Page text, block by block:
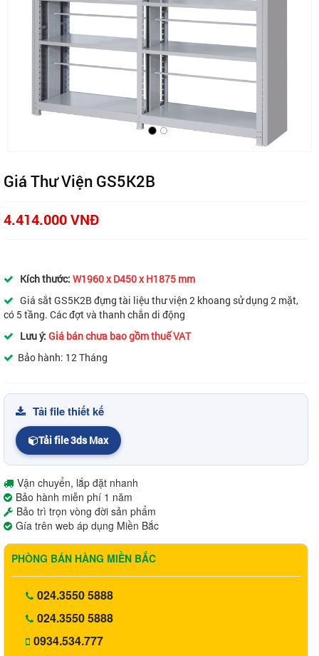
Giá Thư Viện GS5K2B
4.414.000 VNĐ
Kích thước: W1960 x D450 x H1875 mm
Giá sắt GS5K2B đựng tài liệu thư viện 2 khoang sử dụng 2 mặt,
có 5 tầng. Các đợt và thanh chắn di động
Lưu ý: Giá bán chưa bao gồm thuế VAT
Bảo hành: 12 Tháng
Tải file thiết kế
Tải file 3ds Max
Vận chuyển, lắp đặt nhanh
Bảo hành miễn phí 1 năm
Bảo trì trọn vòng đời sản phẩm
Gía trên web áp dụng Miền Bắc
PHÒNG BÁN HÀNG MIỀN BẮC
024.3550 5888
024.3550 5888
0934.534.777